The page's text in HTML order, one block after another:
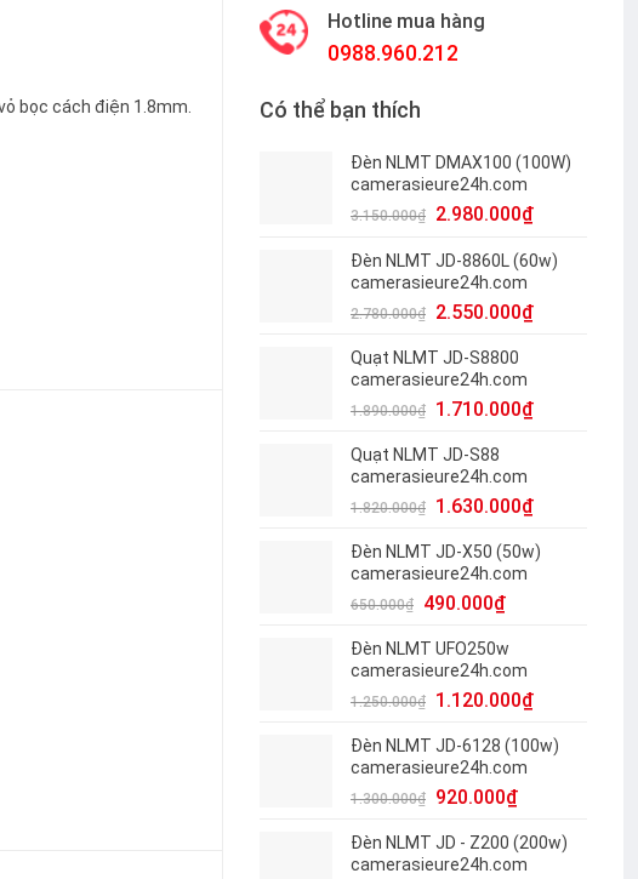
Hotline mua hàng
0988.960.212
Có thể bạn thích
Đèn NLMT DMAX100 (100W)
camerasieure24h.com
3.150.000₫ 2.980.000₫
Đèn NLMT JD-8860L (60w)
camerasieure24h.com
2.780.000₫ 2.550.000₫
Quạt NLMT JD-S8800
camerasieure24h.com
1.890.000₫ 1.710.000₫
Quạt NLMT JD-S88
camerasieure24h.com
1.820.000₫ 1.630.000₫
Đèn NLMT JD-X50 (50w)
camerasieure24h.com
650.000₫ 490.000₫
Đèn NLMT UFO250w
camerasieure24h.com
1.250.000₫ 1.120.000₫
Đèn NLMT JD-6128 (100w)
camerasieure24h.com
1.300.000₫ 920.000₫
Đèn NLMT JD - Z200 (200w)
camerasieure24h.com
bọc cách điện 1.8mm.
quantity